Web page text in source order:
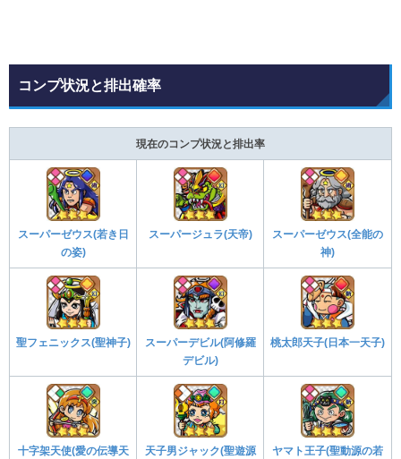
コンプ状況と排出確率
現在のコンプ状況と排出率
スーパーゼウス(若き日
の姿)
スーパージュラ(天帝)
スーパーゼウス(全能の
神)
聖フェニックス(聖神子)
スーパーデビル(阿修羅
デビル)
桃太郎天子(日本一天子)
十字架天使(愛の伝導天
天子男ジャック(聖遊源
ヤマト王子(聖動源の若